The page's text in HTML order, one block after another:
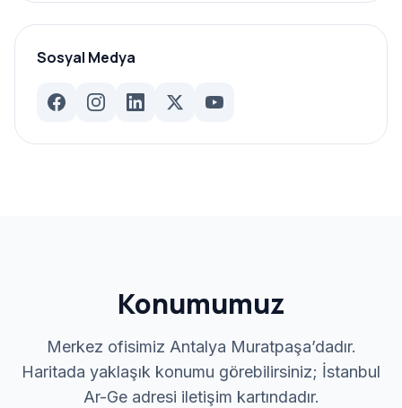
Sosyal Medya
Konumumuz
Merkez ofisimiz Antalya Muratpaşa’dadır.
Haritada yaklaşık konumu görebilirsiniz; İstanbul
Ar-Ge adresi iletişim kartındadır.